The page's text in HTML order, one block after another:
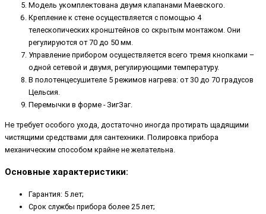
Модель укомплектована двумя клапанами Маевского.
Крепление к стене осуществляется с помощью 4
телескопических кронштейнов со скрытым монтажом. Они
регулируются от 70 до 50 мм.
Управление прибором осуществляется всего тремя кнопками –
одной сетевой и двумя, регулирующими температуру.
В полотенцесушителе 5 режимов нагрева: от 30 до 70 градусов
Цельсия.
Перемычки в форме - ЗигЗаг.
Не требует особого ухода, достаточно иногда протирать щадящими
чистящими средствами для сантехники. Полировка прибора
механическим способом крайне не желательна.
Основные характеристики:
Гарантия: 5 лет;
Срок службы прибора более 25 лет;